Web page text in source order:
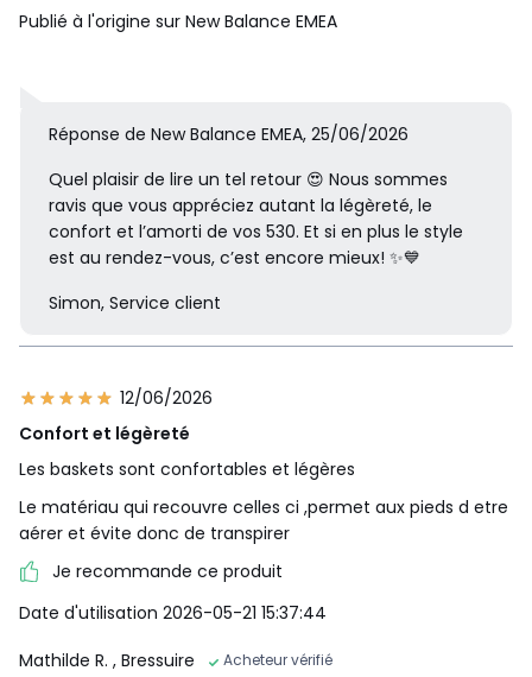
Publié à l'origine sur New Balance EMEA
Réponse de New Balance EMEA, 25/06/2026
Quel plaisir de lire un tel retour 😍 Nous sommes
ravis que vous appréciez autant la légèreté, le
confort et l’amorti de vos 530. Et si en plus le style
est au rendez-vous, c’est encore mieux! ✨💙
Simon, Service client
12/06/2026
Confort et légèreté
Les baskets sont confortables et légères
Le matériau qui recouvre celles ci ,permet aux pieds d etre
aérer et évite donc de transpirer
Je recommande ce produit
Date d'utilisation 2026-05-21 15:37:44
Mathilde R. , Bressuire Acheteur vérifié